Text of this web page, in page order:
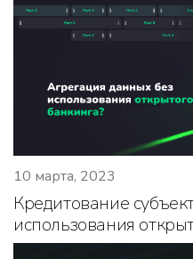
10 марта, 2023
Кредитование
использования